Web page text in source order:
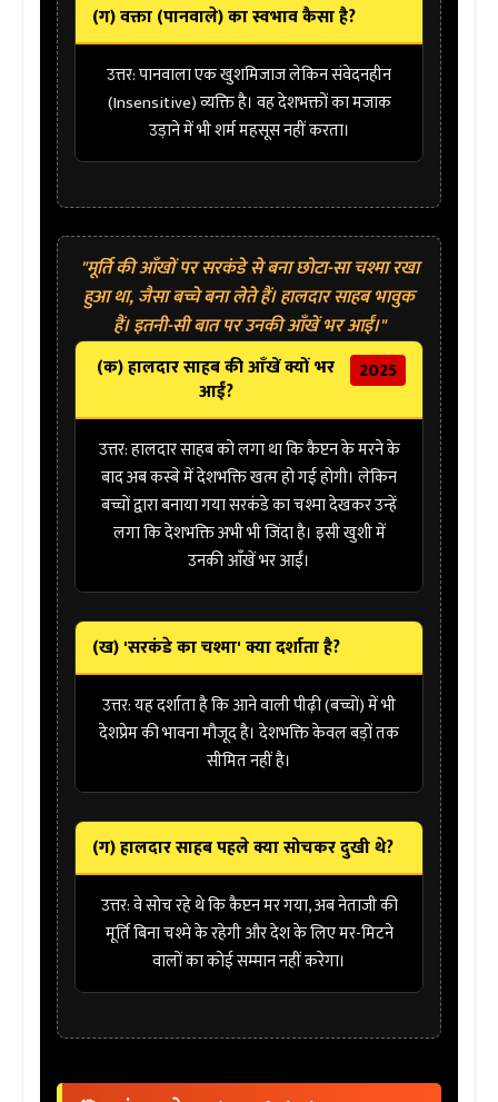
(ग) वक्ता (पानवाले) का स्वभाव कैसा है?
उत्तर:पानवाला एक खुशमिजाज लेकिनसंवेदनहीन
(Insensitive) व्यक्ति है। वह देशभक्तों का मजाक
उड़ाने में भी शर्म महसूस नहीं करता।
"मूर्ति की आँखों पर सरकंडे से बना छोटा-सा चश्मा रखा
हुआ था, जैसा बच्चे बना लेते हैं। हालदार साहब भावुक
हैं। इतनी-सी बात पर उनकी आँखें भर आईं।"
(क) हालदार साहब की आँखें क्यों भर
आईं?
2025
उत्तर:हालदार साहब को लगा था कि कैप्टन के मरने के
बाद अब कस्बे में देशभक्ति खत्म हो गई होगी। लेकिन
बच्चों द्वारा बनाया गयासरकंडे का चश्मादेखकर उन्हें
लगा कि देशभक्ति अभी भी जिंदा है। इसी खुशी में
उनकी आँखें भर आईं।
(ख) 'सरकंडे का चश्मा' क्या दर्शाता है?
उत्तर:यह दर्शाता है किआने वाली पीढ़ी (बच्चों)में भी
देशप्रेम की भावना मौजूद है। देशभक्ति केवल बड़ों तक
सीमित नहीं है।
(ग) हालदार साहब पहले क्या सोचकर दुखी थे?
उत्तर:वे सोच रहे थे कि कैप्टन मर गया, अब नेताजी की
मूर्ति बिना चश्मे के रहेगी और देश के लिए मर-मिटने
वालों का कोई सम्मान नहीं करेगा।